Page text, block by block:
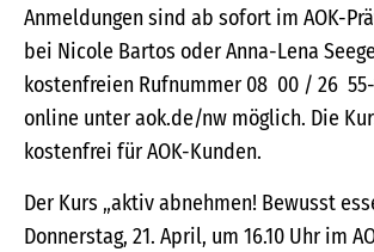
Anmeldungen sind ab sofort im AOK-
bei Nicole Bartos oder Anna-Lena
kostenfreien Rufnummer 08 00 / 26
online unter aok.de/nw möglich. Die
kostenfrei für AOK-Kunden.
Der Kurs „aktiv abnehmen! Bewusst
Donnerstag, 21. April, um 16.10 Uhr im